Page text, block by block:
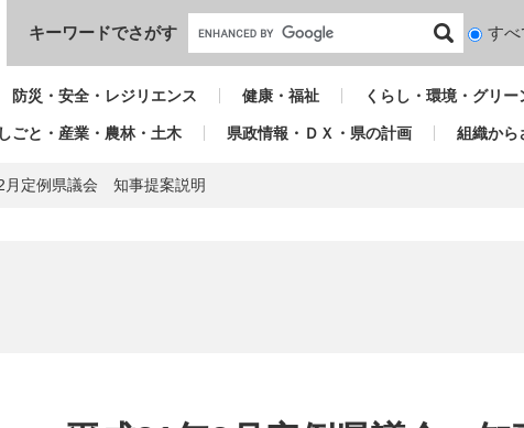
本文へ
キーワードでさがす
検
対
すべ
防災・安全・レジリエンス 健康・福祉 くらし・環境・グリ
しごと・産業・農林・土木 県政情報・ＤＸ・県の計画 組織から
月定例県議会 知事提案説明